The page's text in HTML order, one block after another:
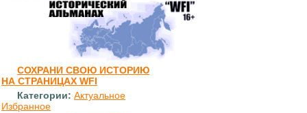
СОХРАНИ СВОЮ ИСТОРИЮ
НА СТРАНИЦАХ WFI
Категории: Актуальное
Избранное